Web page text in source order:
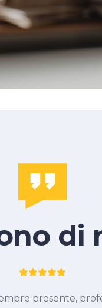
di
presente,